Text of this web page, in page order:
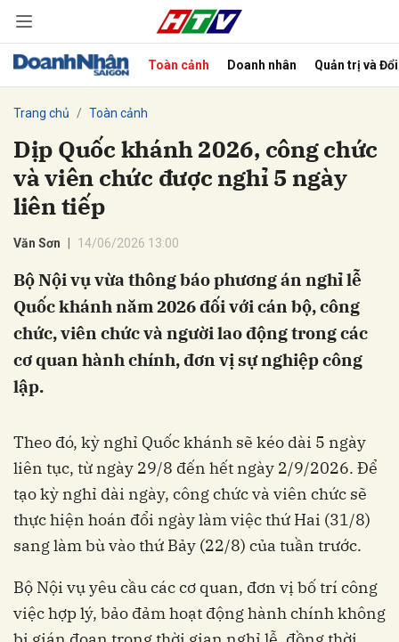
Toàn cảnh Doanh nhân Quản trị và
Trang chủ Toàn cảnh
Dịp Quốc khánh 2026, công chức
và viên chức được nghỉ 5 ngày
liên tiếp
Văn Sơn 14/06/2026 13:00
Bộ Nội vụ vừa thông báo phương án nghỉ lễ
Quốc khánh năm 2026 đối với cán bộ, công
chức, viên chức và người lao động trong các
cơ quan hành chính, đơn vị sự nghiệp công
lập.
Theo đó, kỳ nghỉ Quốc khánh sẽ kéo dài 5 ngày
liên tục, từ ngày 29/8 đến hết ngày 2/9/2026. Để
tạo kỳ nghỉ dài ngày, công chức và viên chức sẽ
thực hiện hoán đổi ngày làm việc thứ Hai (31/8)
sang làm bù vào thứ Bảy (22/8) của tuần trước.
Bộ Nội vụ yêu cầu các cơ quan, đơn vị bố trí công
việc hợp lý, bảo đảm hoạt động hành chính không
Hủy